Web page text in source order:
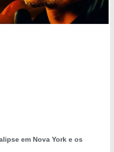
em Nova York e os